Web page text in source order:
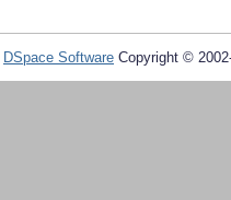
DSpace Software Copyright ©